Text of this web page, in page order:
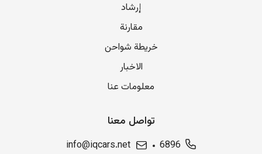
إرشاد
مقارنة
خريطة شواحن
الاخبار
معلومات عنا
تواصل معنا
6896
info@iqcars.net